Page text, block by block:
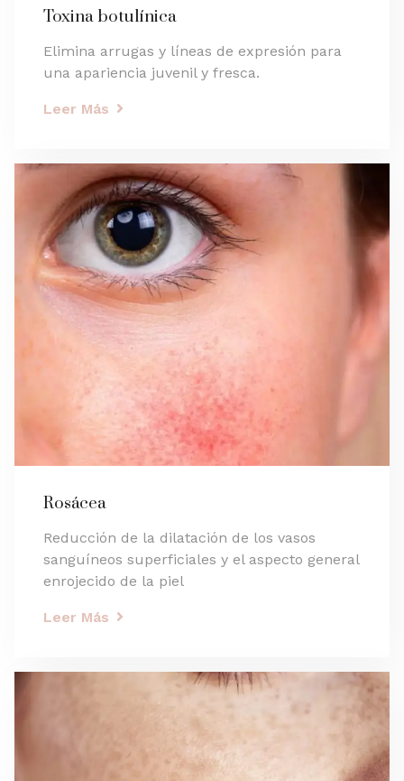
Toxina botulínica
Elimina arrugas y líneas de expresión para
una apariencia juvenil y fresca.
Leer Más
Rosácea
Reducción de la dilatación de los vasos
sanguíneos superficiales y el aspecto general
enrojecido de la piel
Leer Más